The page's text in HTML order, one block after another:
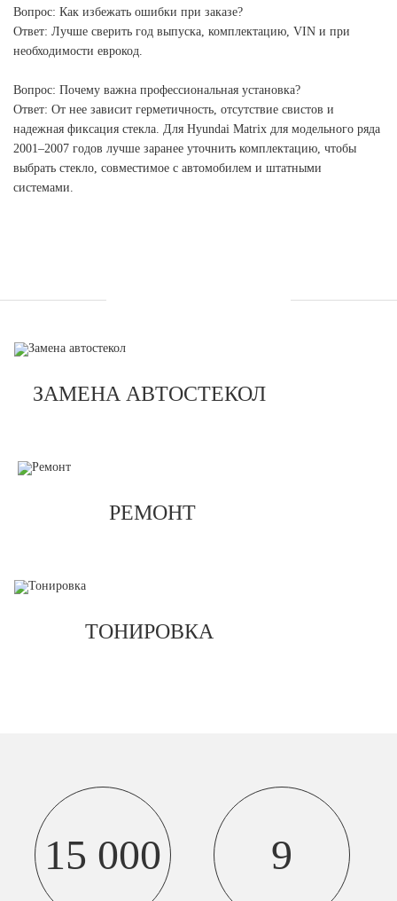
Вопрос: Как избежать ошибки при заказе?
Ответ: Лучше сверить год выпуска, комплектацию, VIN и при
необходимости еврокод.
Вопрос: Почему важна профессиональная установка?
Ответ: От нее зависит герметичность, отсутствие свистов и
надежная фиксация стекла. Для Hyundai Matrix для модельного ряда
2001–2007 годов лучше заранее уточнить комплектацию, чтобы
выбрать стекло, совместимое с автомобилем и штатными
системами.
ЗАМЕНА АВТОСТЕКОЛ
РЕМОНТ
ТОНИРОВКА
15 000 9